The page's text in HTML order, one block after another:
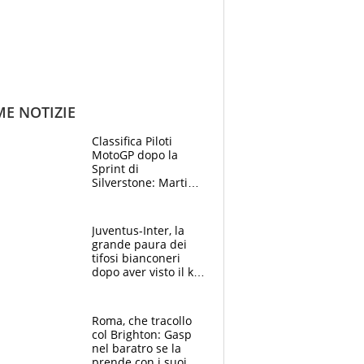
NOTIZIE
Classifica Piloti
MotoGP dopo la
Sprint di
Silverstone: Martin
Marquez
Juventus-Inter, la
grande paura dei
tifosi bianconeri
dopo aver visto il ko
Roma, che tracollo
col Brighton: Gasp
nel baratro se la